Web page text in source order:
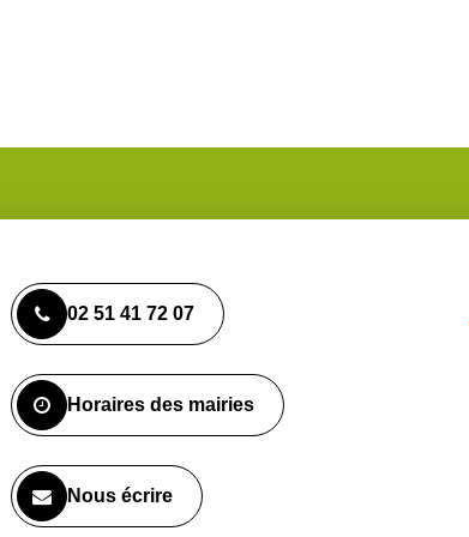
02 51 41 72 07
Horaires des mairies
Nous écrire